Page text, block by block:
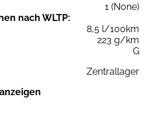
1 (None)
nach WLTP:
8,5 l/100km
223 g/km
G
Zentrallager